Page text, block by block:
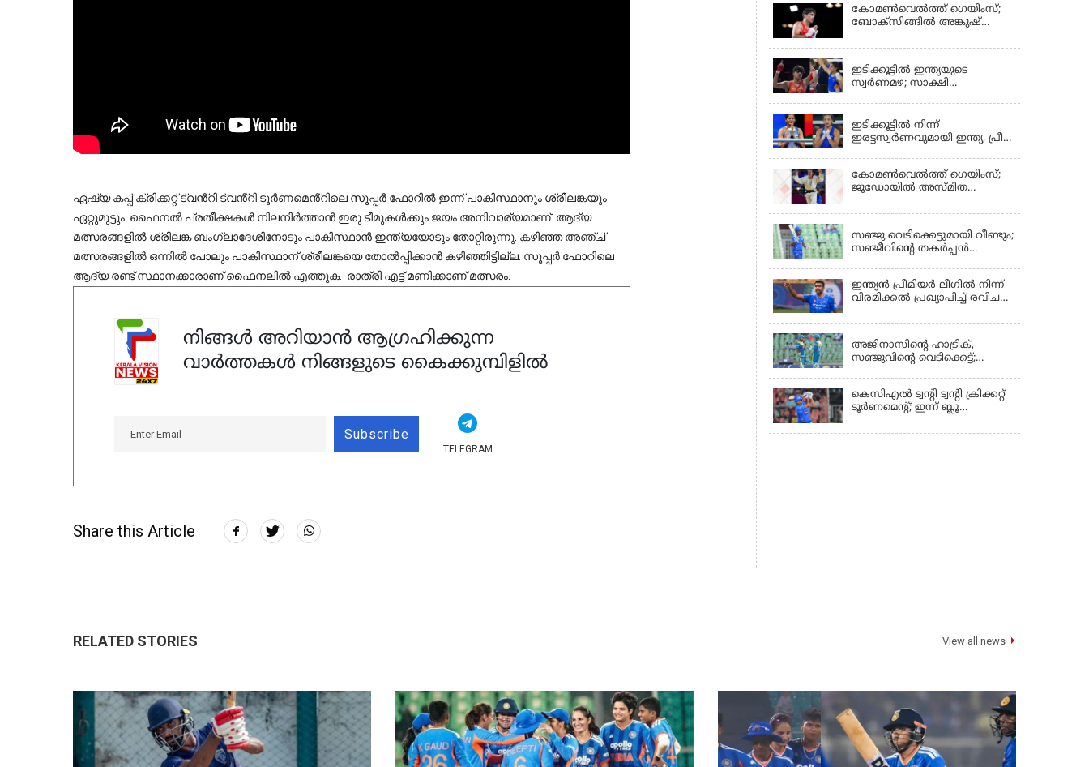
ഏഷ്യ കപ്പ് ക്രിക്കറ്റ് ട്വൻ്റി ട്വൻ്റി ടൂർണമെൻ്റിലെ സൂപ്പര്‍ ഫോറിൽ ഇന്ന് പാകിസ്ഥാനും ശ്രീലങ്കയും
ഏറ്റുമുട്ടും. ഫൈനല്‍ പ്രതീക്ഷകള്‍ നിലനിര്‍ത്താന്‍ ഇരു ടീമുകള്‍ക്കും ജയം അനിവാര്യമാണ്. ആദ്യ
മത്സരങ്ങളില്‍ ശ്രീലങ്ക ബംഗ്ലാദേശിനോടും പാകിസ്ഥാന്‍ ഇന്ത്യയോടും തോറ്റിരുന്നു. കഴിഞ്ഞ അഞ്ച്
മത്സരങ്ങളില്‍ ഒന്നില്‍ പോലും പാകിസ്ഥാന് ശ്രീലങ്കയെ തോല്‍പ്പിക്കാന്‍ കഴിഞ്ഞിട്ടില്ല. സൂപ്പര്‍ ഫോറിലെ
ആദ്യ രണ്ട് സ്ഥാനക്കാരാണ് ഫൈനലില്‍ എത്തുക.  രാത്രി എട്ട് മണിക്കാണ് മത്സരം.
നിങ്ങൾ അറിയാൻ ആഗ്രഹിക്കുന്ന
വാർത്തകൾ നിങ്ങളുടെ കൈക്കുമ്പിളിൽ
Subscribe
TELEGRAM
Share this Article
കോമണ്‍വെല്‍ത്ത് ഗെയിംസ്;
ബോക്‌സിങ്ങില്‍ അങ്കുഷ്
ഇടിക്കൂട്ടിൽ ഇന്ത്യയുടെ
സ്വർണമഴ; സാക്ഷി
ഇടിക്കൂട്ടിൽ നിന്ന്
ഇരട്ടസ്വർണവുമായി ഇന്ത്യ, പ്രീതി
കോമണ്‍വെല്‍ത്ത് ഗെയിംസ്;
ജൂഡോയിൽ അസ്മിത
സഞ്ജു വെടിക്കെട്ടുമായി വീണ്ടും;
സഞ്ജീവിന്‍റെ തകർപ്പൻ
രക്ഷിക്കാനായില്ല, കൊച്ചി ബ്ലൂ
ടൈഗേഴ്സിനു ജയം
ഇന്ത്യന്‍ പ്രീമിയര്‍ ലീഗില്‍ നിന്ന്
വിരമിക്കല്‍ പ്രഖ്യാപിച്ച് രവിചന്ദ്ര
അജിനാസിന്റെ ഹാട്രിക്,
സഞ്ജുവിന്റെ വെടിക്കെട്ട്;
ജയവുമായി ടൈറ്റൻസ്
കെസിഎൽ ട്വൻ്റി ട്വൻ്റി ക്രിക്കറ്റ്
ടൂർണമെൻ്റ്; ഇന്ന് ബ്ലൂ
ഏറ്റുമുട്ടും
RELATED STORIES View all news